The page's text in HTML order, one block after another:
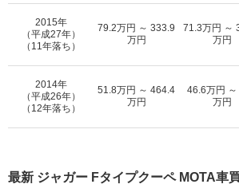
2015年
（平成27年）
（11年落ち）
79.2万円 ～ 333.9
万円
71.3万円 ～
万円
2014年
（平成26年）
（12年落ち）
51.8万円 ～ 464.4
万円
46.6万円
万円
最新 ジャガー Fタイプクーペ MOTA車